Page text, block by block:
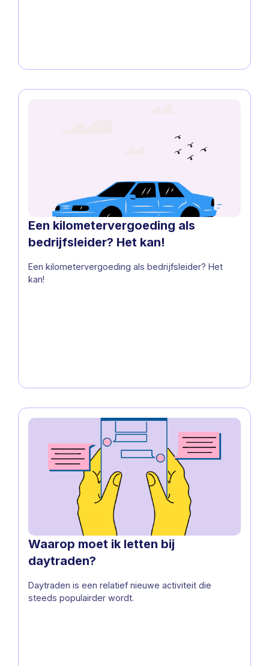
Een kilometervergoeding als
bedrijfsleider? Het kan!
Een kilometervergoeding als bedrijfsleider? Het
kan!
Waarop moet ik letten bij
daytraden?
Daytraden is een relatief nieuwe activiteit die
steeds populairder wordt.